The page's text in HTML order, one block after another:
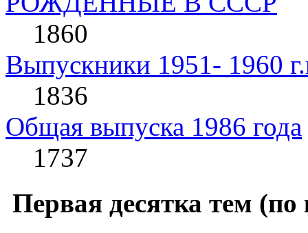
1860
Выпускники 1951- 1960
1836
Общая выпуска 1986 года
1737
Первая десятка тем (по